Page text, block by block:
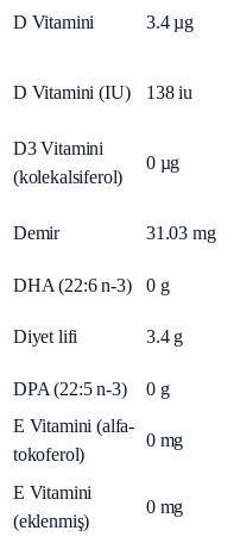
D Vitamini 3.4 µg
D Vitamini (IU) 138 iu
D3 Vitamini
(kolekalsiferol)
0 µg
Demir 31.03 mg
DHA (22:6 n-3) 0 g
Diyet lifi 3.4 g
DPA (22:5 n-3) 0 g
E Vitamini (alfa-
tokoferol)
0 mg
E Vitamini
(eklenmiş)
0 mg